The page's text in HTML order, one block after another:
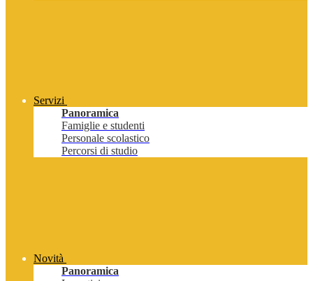
Servizi
Panoramica
Famiglie e studenti
Personale scolastico
Percorsi di studio
Novità
Panoramica